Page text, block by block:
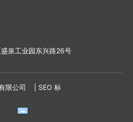
泉工业园东兴路26号
限公司 | SEO 标